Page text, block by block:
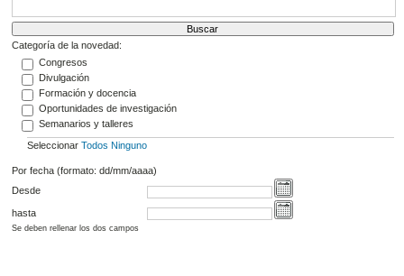
Categoría de la novedad:
Congresos
Divulgación
Formación y docencia
Oportunidades de investigación
Semanarios y talleres
Seleccionar Todos Ninguno
Por fecha (formato: dd/mm/aaaa)
Desde
hasta
Se deben rellenar los dos campos